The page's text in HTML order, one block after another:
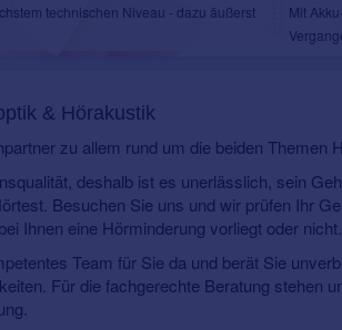
technischen Niveau - dazu äußerst
Mit
& Hörakustik
zu allem rund um die beiden Themen
deshalb ist es unerlässlich, sein
Besuchen Sie uns und wir prüfen Ihr
Ihnen eine Hörminderung vorliegt oder nicht.
Team für Sie da und berät Sie
Für die fachgerechte Beratung stehen